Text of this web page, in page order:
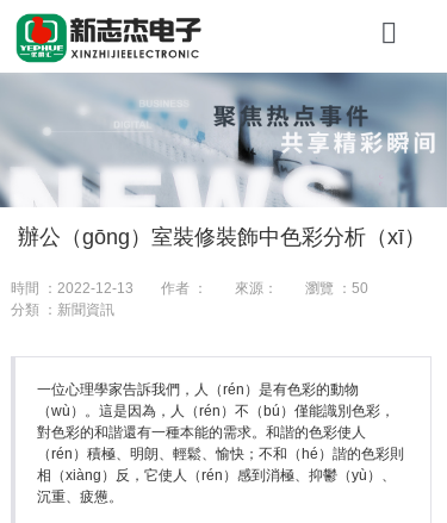
關於
產品
工程
聯係
辦公（gōng）室裝修裝飾中色彩分析（xī）
時間 ：2022-12-13 作者 ： 來源： 瀏覽 ：50
分類 ：新聞資訊
一位心理學家告訴我們，人（rén）是有色彩的動物
（wù）。這是因為，人（rén）不（bú）僅能識別色彩，
對色彩的和諧還有一種本能的需求。和諧的色彩使人
（rén）積極、明朗、輕鬆、愉快；不和（hé）諧的色彩則
相（xiàng）反，它使人（rén）感到消極、抑鬱（yù）、
沉重、疲憊。